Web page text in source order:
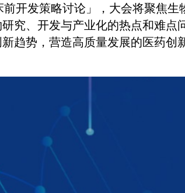
开发策略讨论」，大会将聚焦生
究、开发与产业化的热点和难点
趋势，营造高质量发展的医药创